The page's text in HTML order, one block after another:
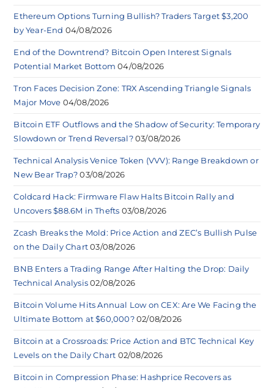
Ethereum Options Turning Bullish? Traders Target $3,200
by Year-End 04/08/2026
End of the Downtrend? Bitcoin Open Interest Signals
Potential Market Bottom 04/08/2026
Tron Faces Decision Zone: TRX Ascending Triangle Signals
Major Move 04/08/2026
Bitcoin ETF Outflows and the Shadow of Security: Temporary
Slowdown or Trend Reversal? 03/08/2026
Technical Analysis Venice Token (VVV): Range Breakdown or
New Bear Trap? 03/08/2026
Coldcard Hack: Firmware Flaw Halts Bitcoin Rally and
Uncovers $88.6M in Thefts 03/08/2026
Zcash Breaks the Mold: Price Action and ZEC’s Bullish Pulse
on the Daily Chart 03/08/2026
BNB Enters a Trading Range After Halting the Drop: Daily
Technical Analysis 02/08/2026
Bitcoin Volume Hits Annual Low on CEX: Are We Facing the
Ultimate Bottom at $60,000? 02/08/2026
Bitcoin at a Crossroads: Price Action and BTC Technical Key
Levels on the Daily Chart 02/08/2026
Bitcoin in Compression Phase: Hashprice Recovers as